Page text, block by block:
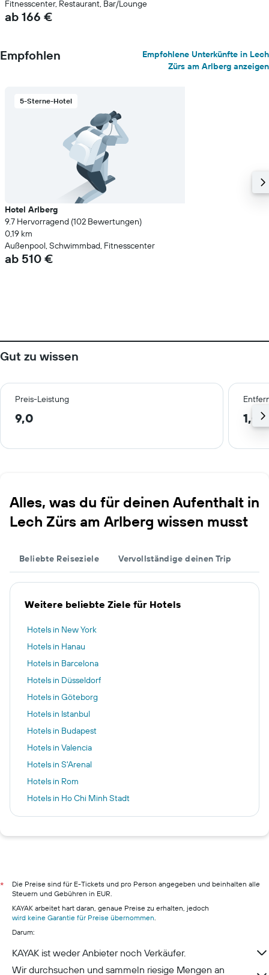
Fitnesscenter, Restaurant, Bar/Lounge
ab 166 €
Empfohlen
Empfohlene Unterkünfte in Lech
Zürs am Arlberg anzeigen
5-Sterne-Hotel
Hotel Arlberg
9.7 Hervorragend (102 Bewertungen)
0,19 km
Außenpool, Schwimmbad, Fitnesscenter
ab 510 €
Gut zu wissen
Preis-Leistung
9,0 1,0
Alles, was du für deinen Aufenthalt in
Lech Zürs am Arlberg wissen musst
Beliebte Reiseziele Vervollständige deinen Trip
Weitere beliebte Ziele für Hotels
Hotels in New York
Hotels in Hanau
Hotels in Barcelona
Hotels in Düsseldorf
Hotels in Göteborg
Hotels in Istanbul
Hotels in Budapest
Hotels in Valencia
Hotels in S'Arenal
Hotels in Rom
Hotels in Ho Chi Minh Stadt
Hotels in Amsterdam
Hotels in Pillig
Hotels in Warnemünde
Hotels in Neustadt in Holstein
Hotels in München
*
Die Preise sind für E-Tickets und pro Person angegeben und beinhalten alle
Steuern und Gebühren in EUR.
KAYAK arbeitet hart daran, genaue Preise zu erhalten, jedoch
wird keine Garantie für Preise übernommen.
Darum:
KAYAK ist weder Anbieter noch Verkäufer.
Wir durchsuchen und sammeln riesige Mengen an